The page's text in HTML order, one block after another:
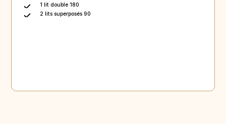
1 lit double 180
2 lits superposés 90